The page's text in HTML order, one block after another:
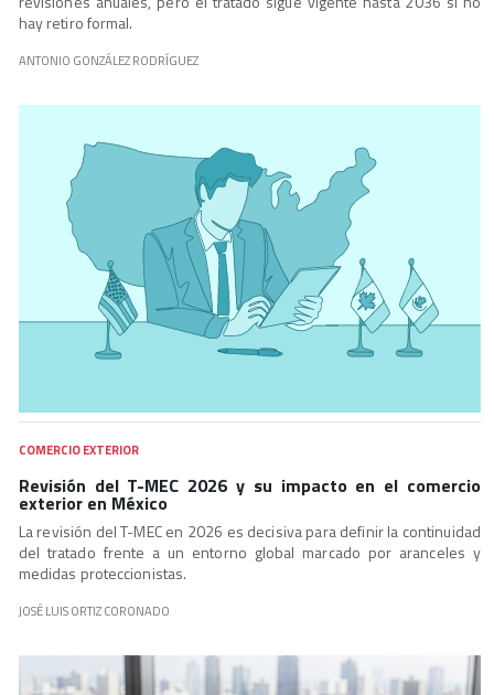
hay retiro formal.
ANTONIO GONZÁLEZ RODRÍGUEZ
COMERCIO EXTERIOR
Revisión del T-MEC 2026 y su impacto en el comercio
exterior en México
La revisión del T-MEC en 2026 es decisiva para definir la continuidad
del tratado frente a un entorno global marcado por aranceles y
medidas proteccionistas.
JOSÉ LUIS ORTIZ CORONADO